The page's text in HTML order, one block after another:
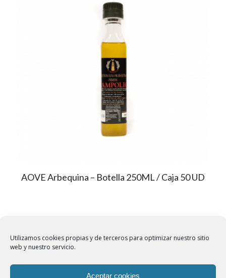
Utilizamos cookies propias y de terceros para optimizar nuestro sitio
web y nuestro servicio.
Aceptar cookies
AOVE Arbequina – Botella 250ML / Caja 50 UD
Aviso Legal|Política de privacidad